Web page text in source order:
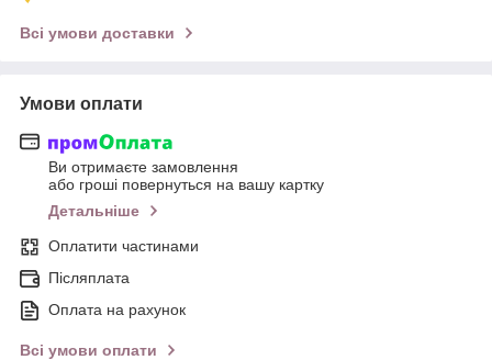
Всі умови доставки
Умови оплати
Ви отримаєте замовлення
або гроші повернуться на вашу картку
Детальніше
Оплатити частинами
Післяплата
Оплата на рахунок
Всі умови оплати